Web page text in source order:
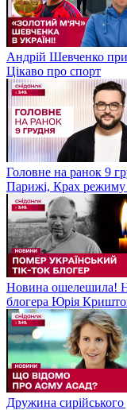
Андрій Шевченко
Цікаво про спорт
Головне на ранок 9
Парижі, Крах режиму
Новина ошелешила!
блогера Юрія
Дружина